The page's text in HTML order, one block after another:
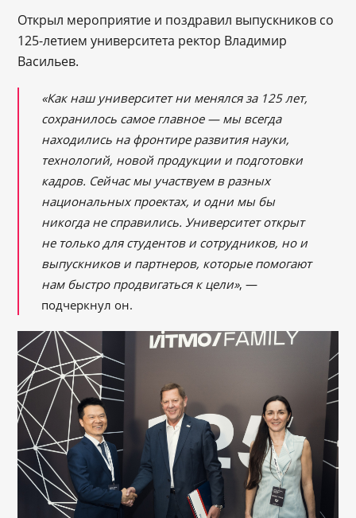
Открыл мероприятие и поздравил выпускников со
125-летием университета ректор Владимир
Васильев.
«Как наш университет ни менялся за 125 лет,
сохранилось самое главное — мы всегда
находились на фронтире развития науки,
технологий, новой продукции и подготовки
кадров. Сейчас мы участвуем в разных
национальных проектах, и одни мы бы
никогда не справились. Университет открыт
не только для студентов и сотрудников, но и
выпускников и партнеров, которые помогают
нам быстро продвигаться к цели», —
подчеркнул он.